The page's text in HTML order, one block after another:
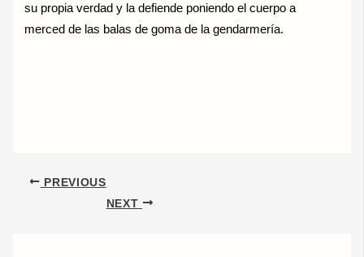
su propia verdad y la defiende poniendo el cuerpo a
merced de las balas de goma de la gendarmería.
PREVIOUS
NEXT